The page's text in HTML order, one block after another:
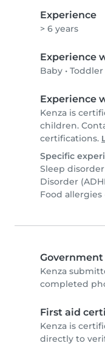
Experience
> 6 years
Experience
Baby • Toddler
Experience
Kenza is
children.
certifications.
Specific
Sleep disorder
Disorder
Food allergies
Government
Kenza
completed
First aid
Kenza is
directly to